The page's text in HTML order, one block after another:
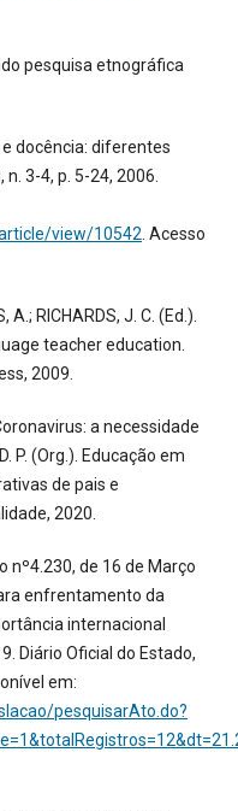
pesquisa etnográfica
e docência: diferentes
3-4, p. 5-24, 2006.
view/10542 . Acesso
A.; RICHARDS, J. C. (Ed.).
teacher education.
2009.
a necessidade
P. (Org.). Educação em
de pais e
2020.
nº4.230, de 16 de Março
enfrentamento da
internacional
Diário Oficial do Estado,
em:
pesquisarAto.do?